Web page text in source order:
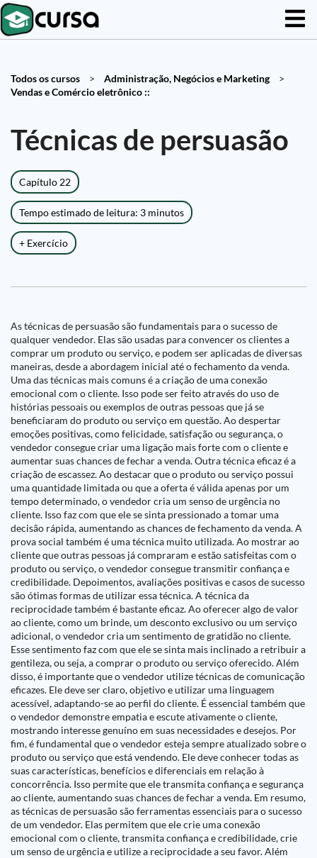
Todos os cursos > Administração, Negócios e Marketing
>
Vendas e Comércio eletrônico ::
Técnicas de persuasão
Capítulo 22
Tempo estimado de leitura: 3 minutos
+ Exercício
As técnicas de persuasão são fundamentais para o sucesso de
qualquer vendedor. Elas são usadas para convencer os clientes a
comprar um produto ou serviço, e podem ser aplicadas de diversas
maneiras, desde a abordagem inicial até o fechamento da venda.
Uma das técnicas mais comuns é a criação de uma conexão
emocional com o cliente. Isso pode ser feito através do uso de
histórias pessoais ou exemplos de outras pessoas que já se
beneficiaram do produto ou serviço em questão. Ao despertar
emoções positivas, como felicidade, satisfação ou segurança, o
vendedor consegue criar uma ligação mais forte com o cliente e
aumentar suas chances de fechar a venda. Outra técnica eficaz é a
criação de escassez. Ao destacar que o produto ou serviço possui
uma quantidade limitada ou que a oferta é válida apenas por um
tempo determinado, o vendedor cria um senso de urgência no
cliente. Isso faz com que ele se sinta pressionado a tomar uma
decisão rápida, aumentando as chances de fechamento da venda. A
prova social também é uma técnica muito utilizada. Ao mostrar ao
cliente que outras pessoas já compraram e estão satisfeitas com o
produto ou serviço, o vendedor consegue transmitir confiança e
credibilidade. Depoimentos, avaliações positivas e casos de sucesso
são ótimas formas de utilizar essa técnica. A técnica da
reciprocidade também é bastante eficaz. Ao oferecer algo de valor
ao cliente, como um brinde, um desconto exclusivo ou um serviço
adicional, o vendedor cria um sentimento de gratidão no cliente.
Esse sentimento faz com que ele se sinta mais inclinado a retribuir a
gentileza, ou seja, a comprar o produto ou serviço oferecido. Além
disso, é importante que o vendedor utilize técnicas de comunicação
eficazes. Ele deve ser claro, objetivo e utilizar uma linguagem
acessível, adaptando-se ao perfil do cliente. É essencial também que
o vendedor demonstre empatia e escute ativamente o cliente,
mostrando interesse genuíno em suas necessidades e desejos. Por
fim, é fundamental que o vendedor esteja sempre atualizado sobre o
produto ou serviço que está vendendo. Ele deve conhecer todas as
suas características, benefícios e diferenciais em relação à
concorrência. Isso permite que ele transmita confiança e segurança
ao cliente, aumentando suas chances de fechar a venda. Em resumo,
as técnicas de persuasão são ferramentas essenciais para o sucesso
de um vendedor. Elas permitem que ele crie uma conexão
emocional com o cliente, transmita confiança e credibilidade, crie
um senso de urgência e utilize a reciprocidade a seu favor. Além